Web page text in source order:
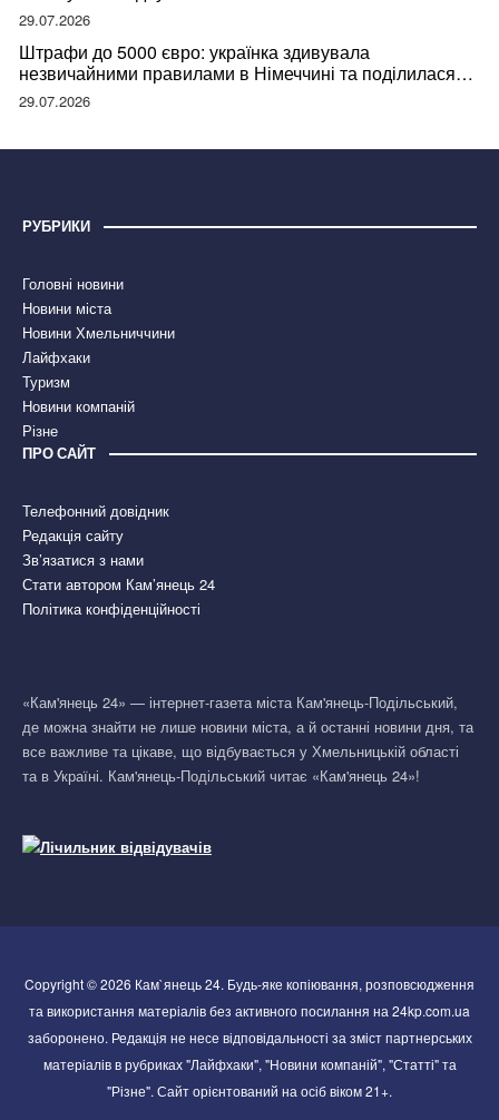
29.07.2026
Штрафи до 5000 євро: українка здивувала
незвичайними правилами в Німеччині та поділилася
правдою
29.07.2026
РУБРИКИ
Головні новини
Новини міста
Новини Хмельниччини
Лайфхаки
Туризм
Новини компаній
Різне
ПРО САЙТ
Телефонний довідник
Редакція сайту
Зв’язатися з нами
Стати автором Кам’янець 24
Політика конфіденційності
«Кам'янець 24» — інтернет-газета міста Кам'янець-Подільський,
де можна знайти не лише новини міста, а й останні новини дня, та
все важливе та цікаве, що відбувається у Хмельницькій області
та в Україні. Кам'янець-Подільський читає «Кам'янець 24»!
Copyright © 2026 Кам`янець 24. Будь-яке копіювання, розповсюдження
та використання матеріалів без активного посилання на 24kp.com.ua
заборонено. Редакція не несе відповідальності за зміст партнерських
матеріалів в рубриках "Лайфхаки", "Новини компаній", "Статті" та
"Різне". Сайт орієнтований на осіб віком 21+.